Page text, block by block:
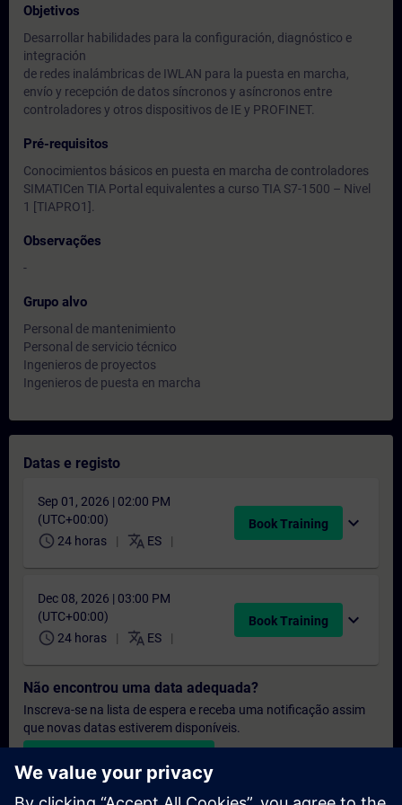
Objetivos
Desarrollar habilidades para la configuración, diagnóstico e
integración
de redes inalámbricas de IWLAN para la puesta en marcha,
envío y recepción de datos síncronos y asíncronos entre
controladores y otros dispositivos de IE y PROFINET.
Pré-requisitos
Conocimientos básicos en puesta en marcha de controladores
SIMATICen TIA Portal equivalentes a curso TIA S7-1500 – Nivel
1 [TIAPRO1].
Observações
-
Grupo alvo
Personal de mantenimiento
Personal de servicio técnico
Ingenieros de proyectos
Ingenieros de puesta en marcha
Datas e registo
Sep 01, 2026 | 02:00 PM
(UTC+00:00)
schedule 24 horas translate ES
Book Training expand_more
Dec 08, 2026 | 03:00 PM
(UTC+00:00)
schedule 24 horas translate ES
Book Training expand_more
Não encontrou uma data adequada?
Inscreva-se na lista de espera e receba uma notificação assim
que novas datas estiverem disponíveis.